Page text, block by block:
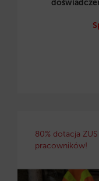
80% dotacja
pracowników!